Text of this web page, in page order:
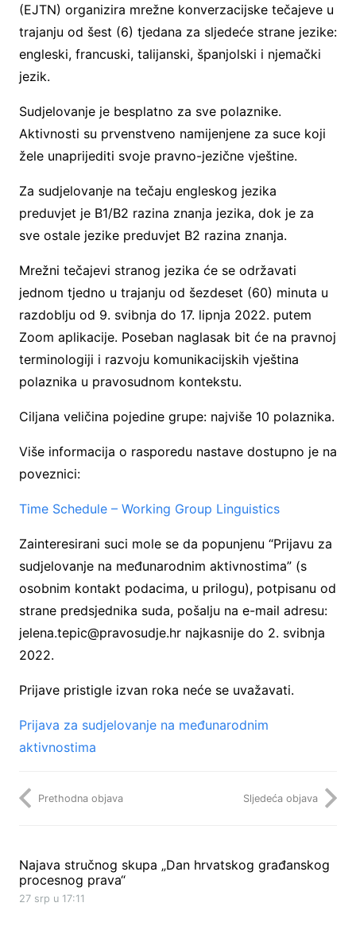
(EJTN) organizira mrežne konverzacijske tečajeve u
trajanju od šest (6) tjedana za sljedeće strane jezike:
engleski, francuski, talijanski, španjolski i njemački
jezik.
Sudjelovanje je besplatno za sve polaznike.
Aktivnosti su prvenstveno namijenjene za suce koji
žele unaprijediti svoje pravno-jezične vještine.
Za sudjelovanje na tečaju engleskog jezika
preduvjet je B1/B2 razina znanja jezika, dok je za
sve ostale jezike preduvjet B2 razina znanja.
Mrežni tečajevi stranog jezika će se održavati
jednom tjedno u trajanju od šezdeset (60) minuta u
razdoblju od 9. svibnja do 17. lipnja 2022. putem
Zoom aplikacije. Poseban naglasak bit će na pravnoj
terminologiji i razvoju komunikacijskih vještina
polaznika u pravosudnom kontekstu.
Ciljana veličina pojedine grupe: najviše 10 polaznika.
Više informacija o rasporedu nastave dostupno je na
poveznici:
Time Schedule – Working Group Linguistics
Zainteresirani suci mole se da popunjenu “Prijavu za
sudjelovanje na međunarodnim aktivnostima” (s
osobnim kontakt podacima, u prilogu), potpisanu od
strane predsjednika suda, pošalju na e-mail adresu:
jelena.tepic@pravosudje.hr najkasnije do 2. svibnja
2022.
Prijave pristigle izvan roka neće se uvažavati.
Prijava za sudjelovanje na međunarodnim
aktivnostima
Prethodna objava Sljedeća objava
Najava stručnog skupa „Dan hrvatskog građanskog
procesnog prava“
27 srp u 17:11